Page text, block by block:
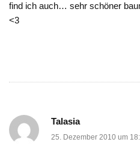
find ich auch… sehr schöner
<3
Talasia
25. Dezember 2010 um